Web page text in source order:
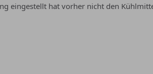
eingestellt hat vorher nicht den